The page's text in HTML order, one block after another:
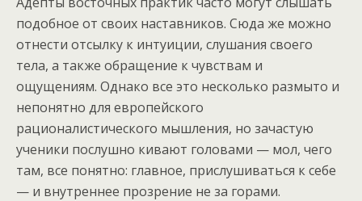
подобное от своих наставников. Сюда же можно
отнести отсылку к интуиции, слушания своего
тела, а также обращение к чувствам и
ощущениям. Однако все это несколько размыто и
непонятно для европейского
рационалистического мышления, но зачастую
ученики послушно кивают головами — мол, чего
там, все понятно: главное, прислушиваться к себе
— и внутреннее прозрение не за горами.